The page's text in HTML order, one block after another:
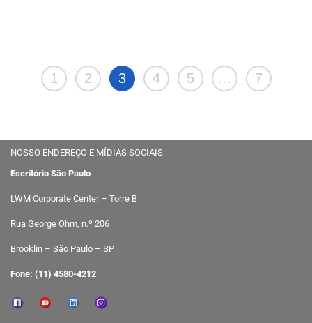
1 2 3 4 5 … 7
NOSSO ENDEREÇO E MÍDIAS SOCIAIS
Escritório São Paulo
LWM Corporate Center – Torre B
Rua George Ohm, n.º 206
Brooklin – São Paulo – SP
Fone: (11) 4580-4212